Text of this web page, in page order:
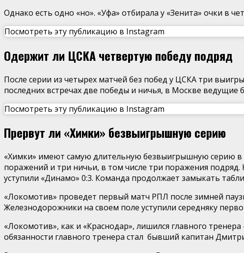
Однако есть одно «но». «Уфа» отбирала у «Зенита» очки в
Посмотреть эту публикацию в Instagram
Одержит ли ЦСКА четвертую победу подряд
После серии из четырех матчей без побед у ЦСКА три
последних встречах две победы и ничья, в Москве
Посмотреть эту публикацию в Instagram
Прервут ли «Химки» безвыигрышную серию
«Химки» имеют самую длительную безвыигрышную серию в
поражений и три ничьи, в том числе три поражения
уступили «Динамо» 0:3. Команда продолжает замыкать
«Локомотив» проведет первый матч РПЛ после зимней
Железнодорожники на своем поле уступили середняку
«Локомотив», как и «Краснодар», лишился главного
обязанности главного тренера стал бывший капитан